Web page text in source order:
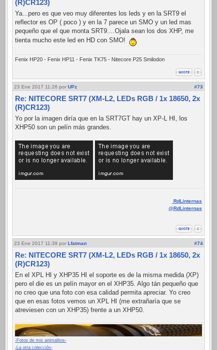
(R)CR123)
Ya...pero es que veo muy diferentes los leds y en la SRT9 el
reflector es OP ( poco ) y en la 7 parece un SMO y un led mas
pequeño que el que monta SRT9....Ojala sean los dos XHP, me
tienta mucho este led en HD con SMO!
Fenix HP20 - Fenix HP11 - Fenix TK75 - Nitecore P25 Smilodon
23 Ene 2017 11:26 por UPz #73
Re: NITECORE SRT7 (XM-L2, LEDs RGB / 1x 18650, 2x
(R)CR123)
Yo por la imagen diría que en la SRT7GT hay un XP-L HI, los
XHP50 son un pelín más grandes.
RdLinternas
@RdLinternas
23 Ene 2017 11:39 por Lfatman #74
Re: NITECORE SRT7 (XM-L2, LEDs RGB / 1x 18650, 2x
(R)CR123)
En el XPL HI y XHP35 HI el soporte es de la misma medida (XP)
pero el die es un pelín mayor en el XHP35. Algo tán pequeño que
no creo que una foto con esa calidad permita apreciar. Yo creo
que en esas fotos vemos un XPL HI (me extrañaría que se
atreviesen con un XHP35) frente a un XHP50.
-Fotos de mis animalitos-
-La otra colección-